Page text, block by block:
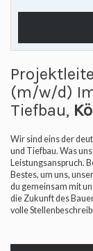
(m/w/d)
Tiefbau,
Wir sind eins der
und Tiefbau. Was
Leistungsanspruch.
Bestes, um uns,
du gemeinsam mit
die Zukunft des
volle